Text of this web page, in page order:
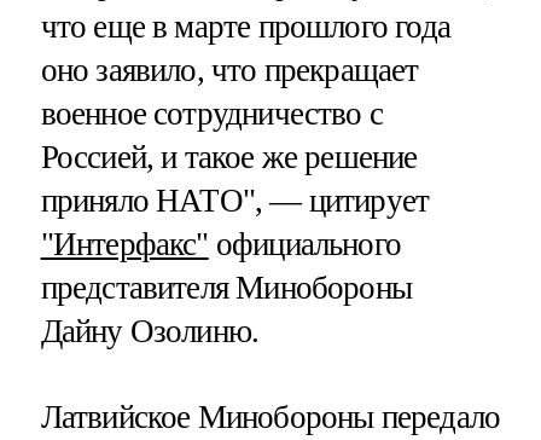
что еще в марте прошлого года
оно заявило, что прекращает
военное сотрудничество с
Россией, и такое же решение
приняло НАТО", — цитирует
"Интерфакс" официального
представителя Минобороны
Дайну Озолиню.
Латвийское Минобороны передало